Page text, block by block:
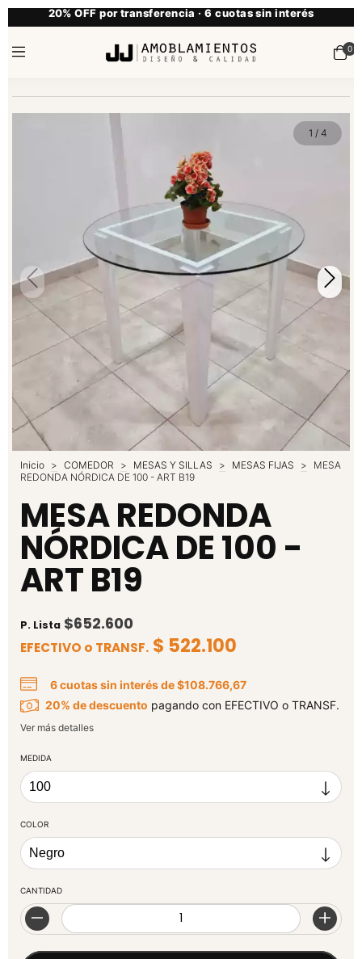
20% OFF por transferencia · 6 cuotas sin interés
0
1 / 4
Inicio > COMEDOR > MESAS Y SILLAS > MESAS FIJAS >
MESA
REDONDA NÓRDICA DE 100 - ART B19
MESA REDONDA
NÓRDICA DE 100 -
ART B19
P. Lista $652.600
EFECTIVO o TRANSF. $ 522.100
6cuotas sin interés de$108.766,67
20% de descuento pagando con EFECTIVO o TRANSF.
Ver más detalles
MEDIDA
COLOR
CANTIDAD